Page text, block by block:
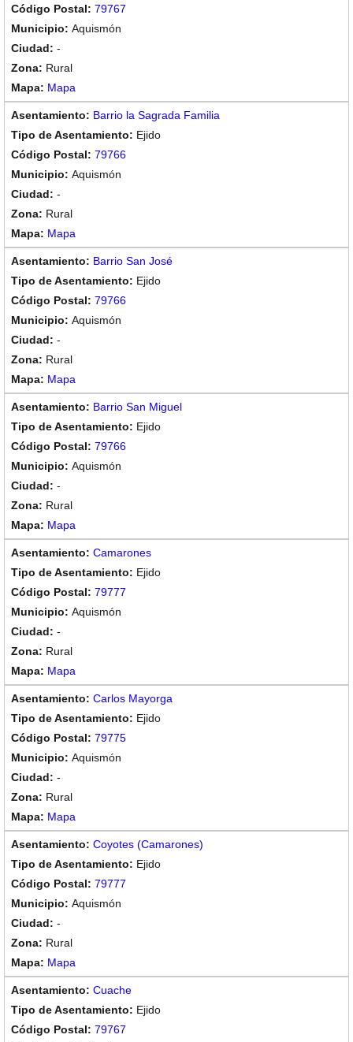
79767
Aquismón
-
Rural
Mapa
Barrio la Sagrada Familia
Ejido
79766
Aquismón
-
Rural
Mapa
Barrio San José
Ejido
79766
Aquismón
-
Rural
Mapa
Barrio San Miguel
Ejido
79766
Aquismón
-
Rural
Mapa
Camarones
Ejido
79777
Aquismón
-
Rural
Mapa
Carlos Mayorga
Ejido
79775
Aquismón
-
Rural
Mapa
Coyotes (Camarones)
Ejido
79777
Aquismón
-
Rural
Mapa
Cuache
Ejido
79767